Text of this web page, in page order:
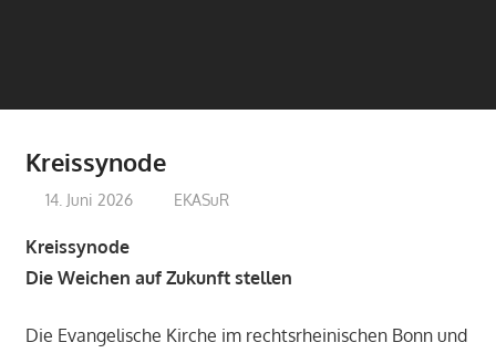
Kreissynode
14. Juni 2026 treffpunkt
EKASuR
Kreissynode
Die Weichen auf Zukunft stellen
Die Evangelische Kirche im rechtsrheinischen Bonn und